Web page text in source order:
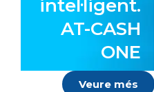
intel·ligent.
AT-CASH
ONE
Veure més